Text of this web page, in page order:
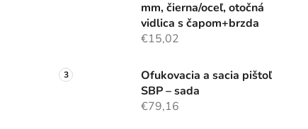
mm, čierna/oceľ, otočná
vidlica s čapom+brzda
€15,02
Ofukovacia a sacia pištoľ
SBP – sada
€79,16